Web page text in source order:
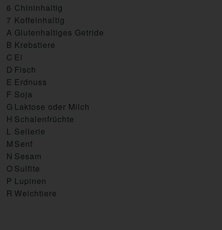
6 Chininhaltig
7 Koffeinhaltig
A Glutenhaltiges Getride
B Krebstiere
C Ei
D Fisch
E Erdnuss
F Soja
G Laktose oder Milch
H Schalenfrüchte
L Sellerie
M Senf
N Sesam
O Sulfite
P Lupinen
R Weichtiere